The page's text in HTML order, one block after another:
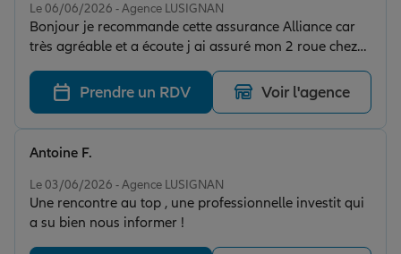
Le 06/06/2026 - Agence LUSIGNAN
Bonjour je recommande cette assurance Alliance car
très agréable et a écoute j ai assuré mon 2 roue chez
Allianz et mon assurance habitation Super génial
Prendre un RDV Voir l'agence
Le 03/06/2026 - Agence LUSIGNAN
Une rencontre au top , une professionnelle investit qui
a su bien nous informer !
Antoine F.